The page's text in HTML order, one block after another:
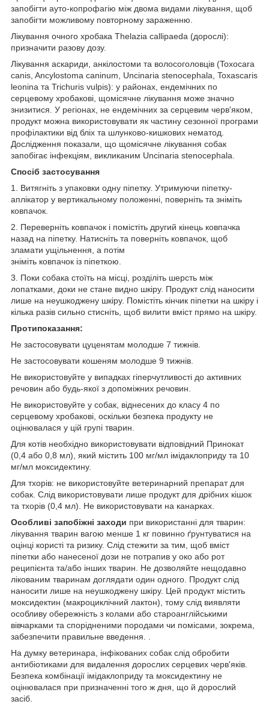
запобігти ауто-копрофагію між двома видами лікування, щоб
запобігти можливому повторному зараженню.
Лікування очного хробака Thelazia callipaeda (дорослі):
призначити разову дозу.
Лікування аскариди, анкілостоми та волосоголовців (Toxocara
canis, Ancylostoma caninum, Uncinaria stenocephala, Toxascaris
leonina та Trichuris vulpis): у районах, ендемічних по
серцевому хробакові, щомісячне лікування може значно
знизитися. У регіонах, не ендемічних за серцевим черв'яком,
продукт можна використовувати як частину сезонної програми
профілактики від бліх та шлунково-кишкових нематод.
Дослідження показали, що щомісячне лікування собак
запобігає інфекціям, викликаним Uncinaria stenocephala.
Спосіб застосування
1. Витягніть з упаковки одну піпетку. Утримуючи піпетку-
аплікатор у вертикальному положенні, поверніть та зніміть
ковпачок.
2. Переверніть ковпачок і помістіть другий кінець ковпачка
назад на піпетку. Натисніть та поверніть ковпачок, щоб
зламати ущільнення, а потім
зніміть ковпачок із піпеткою.
3. Поки собака стоїть на місці, розділіть шерсть між
лопатками, доки не стане видно шкіру. Продукт слід наносити
лише на неушкоджену шкіру. Помістіть кінчик піпетки на шкіру і
кілька разів сильно стисніть, щоб вилити вміст прямо на шкіру.
Протипоказання:
Не застосовувати цуценятам молодше 7 тижнів.
Не застосовувати кошеням молодше 9 тижнів.
Не використовуйте у випадках гіперчутливості до активних
речовин або будь-якої з допоміжних речовин.
Не використовуйте у собак, віднесених до класу 4 по
серцевому хробакові, оскільки безпека продукту не
оцінювалася у цій групі тварин.
Для котів необхідно використовувати відповідний Принокат
(0,4 або 0,8 мл), який містить 100 мг/мл імідаклоприду та 10
мг/мл моксидектину.
Для тхорів: не використовуйте ветеринарний препарат для
собак. Слід використовувати лише продукт для дрібних кішок
та тхорів (0,4 мл). Не використовувати на канарках.
Особливі запобіжні заходи при використанні для тварин:
лікування тварин вагою менше 1 кг повинно ґрунтуватися на
оцінці користі та ризику. Слід стежити за тим, щоб вміст
піпетки або нанесеної дози не потрапив у око або рот
реципієнта та/або інших тварин. Не дозволяйте нещодавно
лікованим тваринам доглядати один одного. Продукт слід
наносити лише на неушкоджену шкіру. Цей продукт містить
моксидектин (макроциклічний лактон), тому слід виявляти
особливу обережність з колами або староанглійськими
вівчарками та спорідненими породами чи помісами, зокрема,
забезпечити правильне введення. .
На думку ветеринара, інфікованих собак слід обробити
антибіотиками для видалення дорослих серцевих черв'яків.
Безпека комбінації імідаклоприду та моксидектину не
оцінювалася при призначенні того ж дня, що й дорослий
засіб.